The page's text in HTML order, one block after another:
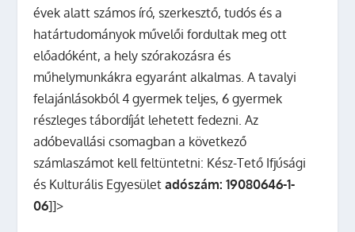
évek alatt számos író, szerkesztő, tudós és a
határtudományok művelői fordultak meg ott
előadóként, a hely szórakozásra és
műhelymunkákra egyaránt alkalmas. A tavalyi
felajánlásokból 4 gyermek teljes, 6 gyermek
részleges tábordíját lehetett fedezni. Az
adóbevallási csomagban a következő
számlaszámot kell feltüntetni: Kész-Tető Ifjúsági
és Kulturális Egyesületadószám: 19080646-1-
06]]>